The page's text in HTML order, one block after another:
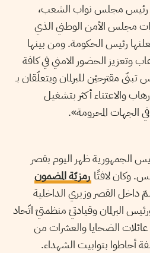
رئيس مجلس نواب الشعب،
مجلس الأمن الوطني الذي
رئيس الحكومة. ومن بينها
وتعزيز الحضور الامني في كافة
تبنّى مقترحيْن للبرلمان ويتعلّقان بـ
والاعتناء أكثر بتشغيل
الجهات المحرومة».
الجمهورية ظهر اليوم بقصر
وكان لافتًا رمزيّة المضمون
داخل القصر وزيري الداخلية
البرلمان وقيادتيْ منظمتيْ اتّحاد
الضحايا والعشرات من
أحاطوا بتوابيت الشهداء.